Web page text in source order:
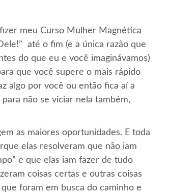
meu Curso Mulher Magnética
até o fim (e a única razão que
do que eu e você imaginávamos)
que você supere o mais rápido
algo por você ou então fica aí a
não se viciar nela também,
as maiores oportunidades. E toda
elas resolveram que não iam
e que elas iam fazer de tudo
coisas certas e outras coisas
foram em busca do caminho e